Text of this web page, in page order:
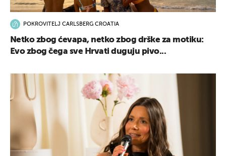
POKROVITELJ CARLSBERG CROATIA
Netko zbog ćevapa, netko zbog drške za motiku:
Evo zbog čega sve Hrvati duguju pivo...